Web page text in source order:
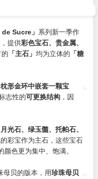
de Sucre」 系列新一季作
提供彩色宝石、贵金属、
「主石」 均为立体的 「糖
形金环中嵌套一颗宝
志性的可更换结构 ，因
光石、绿玉髓、托帕石、
彩宝作为主石，这些宝石
颜色更为集中、饱满。
母贝的版本，用珍珠母贝